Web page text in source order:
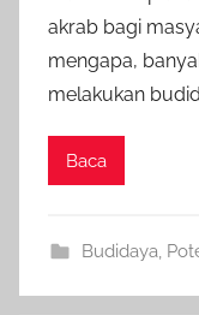
akrab bagi
mengapa,
melakukan
Baca
Budidaya,